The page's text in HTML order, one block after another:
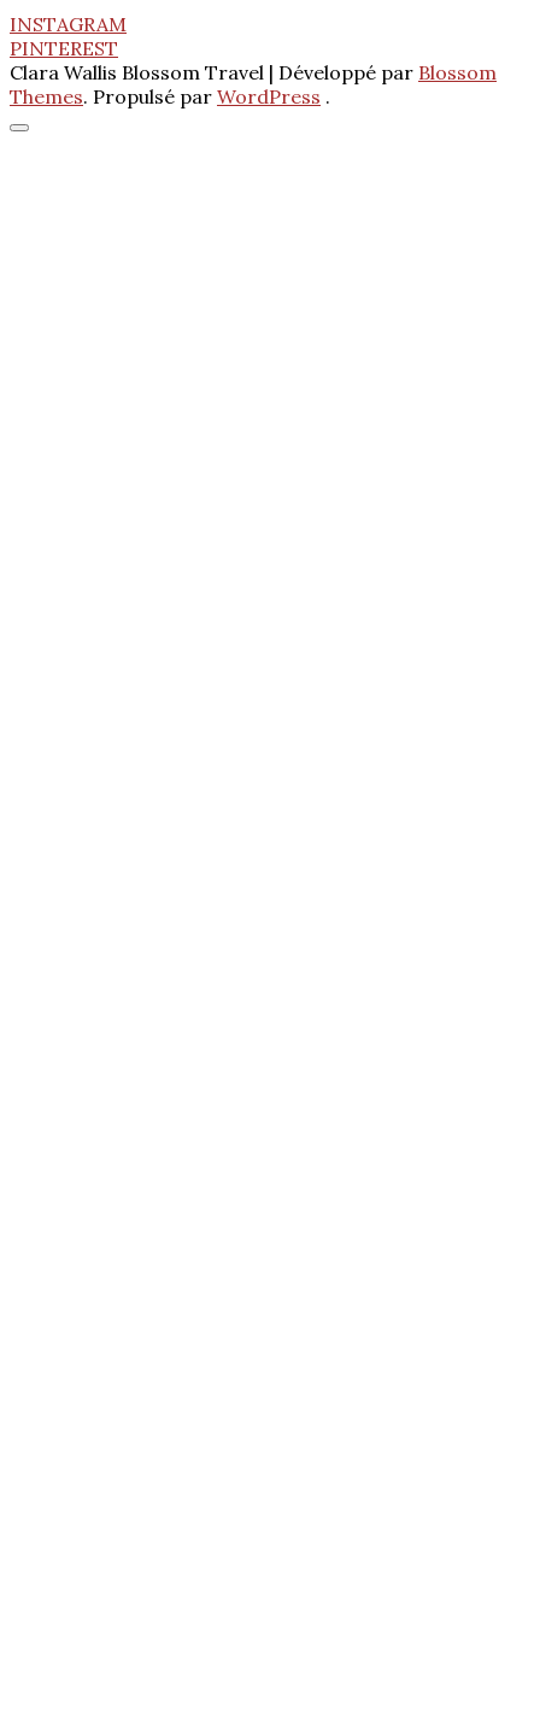
INSTAGRAM
PINTEREST
Clara Wallis Blossom Travel | Développé par Blossom
Themes. Propulsé par WordPress .